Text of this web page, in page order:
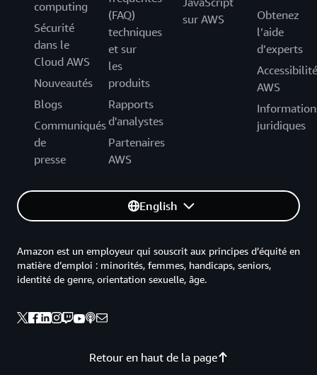
computing
Sécurité
dans le
Cloud AWS
Nouveautés
Blogs
Communiqués
de
presse
(FAQ)
techniques
et sur
les
produits
Rapports
d'analystes
Partenaires
AWS
sur AWS
Obtenez
l’aide
d’experts
Accessibilité
AWS
juridiques
English
Retour en haut de la page
Amazon est un employeur qui souscrit aux principes d’équité en
matière d’emploi : minorités, femmes, handicaps, seniors,
identité de genre, orientation sexuelle, âge.